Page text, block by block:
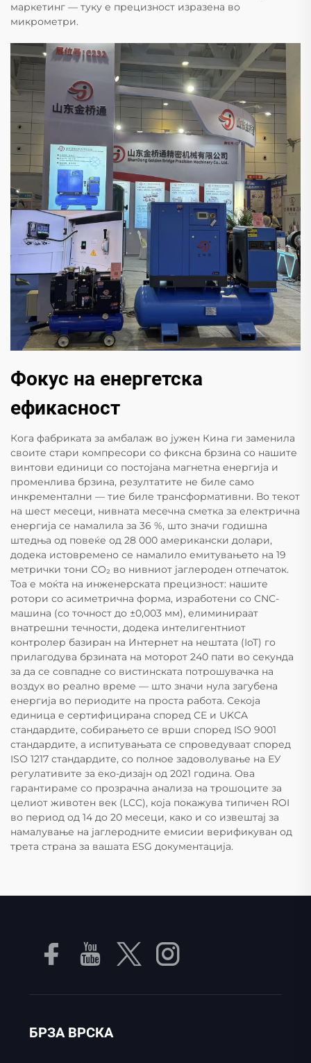
маркетинг — туку е прецизност изразена во
микрометри.
Фокус на енергетска
ефикасност
Кога фабриката за амбалаж во јужен Кина ги заменила
своите стари компресори со фиксна брзина со нашите
винтови единици со постојана магнетна енергија и
променлива брзина, резултатите не биле само
инкрементални — тие биле трансформативни. Во текот
на шест месеци, нивната месечна сметка за електрична
енергија се намалила за 36 %, што значи годишна
штедња од повеќе од 28 000 американски долари,
додека истовремено се намалило емитувањето на 19
метрички тони CO₂ во нивниот јаглероден отпечаток.
Тоа е моќта на инженерската прецизност: нашите
ротори со асиметрична форма, изработени со CNC-
машина (со точност до ±0,003 мм), елиминираат
внатрешни течности, додека интелигентниот
контролер базиран на Интернет на нештата (IoT) го
прилагодува брзината на моторот 240 пати во секунда
за да се совпадне со вистинската потрошувачка на
воздух во реално време — што значи нула загубена
енергија во периодите на проста работа. Секоја
единица е сертифицирана според CE и UKCA
стандардите, собирањето се врши според ISO 9001
стандардите, а испитувањата се спроведуваат според
ISO 1217 стандардите, со полное задоволување на ЕУ
регулативите за еко-дизајн од 2021 година. Ова
гарантираме со прозрачна анализа на трошоците за
целиот животен век (LCC), која покажува типичен ROI
во период од 14 до 20 месеци, како и со извештај за
намалување на јаглеродните емисии верификуван од
трета страна за вашата ESG документација.
БРЗА ВРСКА